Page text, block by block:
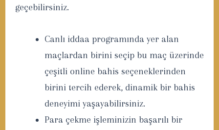
geçebilirsiniz.
Canlı iddaa programında yer alan
maçlardan birini seçip bu maç üzerinde
çeşitli online bahis seçeneklerinden
birini tercih ederek, dinamik bir bahis
deneyimi yaşayabilirsiniz.
Para çekme işleminizin başarılı bir